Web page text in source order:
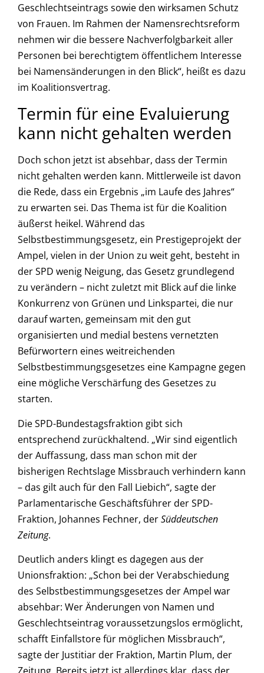
Geschlechtseintrags sowie den wirksamen Schutz
von Frauen. Im Rahmen der Namensrechtsreform
nehmen wir die bessere Nachverfolgbarkeit aller
Personen bei berechtigtem öffentlichem Interesse
bei Namensänderungen in den Blick“, heißt es dazu
im Koalitionsvertrag.
Termin für eine Evaluierung
kann nicht gehalten werden
Doch schon jetzt ist absehbar, dass der Termin
nicht gehalten werden kann. Mittlerweile ist davon
die Rede, dass ein Ergebnis „im Laufe des Jahres“
zu erwarten sei. Das Thema ist für die Koalition
äußerst heikel. Während das
Selbstbestimmungsgesetz, ein Prestigeprojekt der
Ampel, vielen in der Union zu weit geht, besteht in
der SPD wenig Neigung, das Gesetz grundlegend
zu verändern – nicht zuletzt mit Blick auf die linke
Konkurrenz von Grünen und Linkspartei, die nur
darauf warten, gemeinsam mit den gut
organisierten und medial bestens vernetzten
Befürwortern eines weitreichenden
Selbstbestimmungsgesetzes eine Kampagne gegen
eine mögliche Verschärfung des Gesetzes zu
starten.
Die SPD-Bundestagsfraktion gibt sich
entsprechend zurückhaltend. „Wir sind eigentlich
der Auffassung, dass man schon mit der
bisherigen Rechtslage Missbrauch verhindern kann
– das gilt auch für den Fall Liebich“, sagte der
Parlamentarische Geschäftsführer der SPD-
Fraktion, Johannes Fechner, derSüddeutschen
Zeitung.
Deutlich anders klingt es dagegen aus der
Unionsfraktion: „Schon bei der Verabschiedung
des Selbstbestimmungsgesetzes der Ampel war
absehbar: Wer Änderungen von Namen und
Geschlechtseintrag voraussetzungslos ermöglicht,
schafft Einfallstore für möglichen Missbrauch“,
sagte der Justitiar der Fraktion, Martin Plum, der